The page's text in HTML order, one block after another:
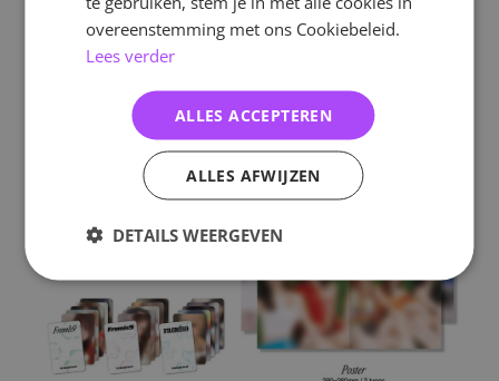
overeenstemming met ons Cookiebeleid.
Lees verder
ALLES ACCEPTEREN
ALLES AFWIJZEN
DETAILS WEERGEVEN